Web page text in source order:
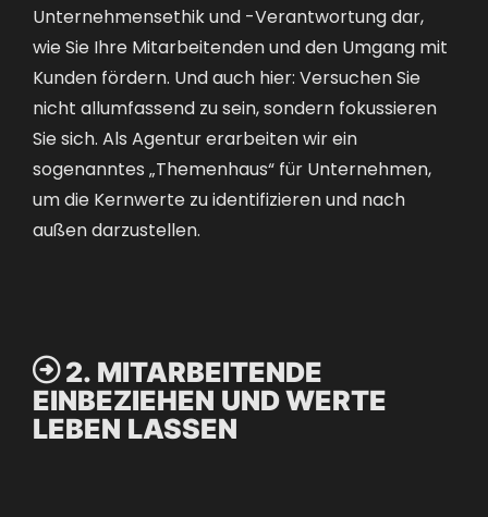
Unternehmensethik und -Verantwortung dar,
wie Sie Ihre Mitarbeitenden und den Umgang mit
Kunden fördern. Und auch hier: Versuchen Sie
nicht allumfassend zu sein, sondern fokussieren
Sie sich. Als Agentur erarbeiten wir ein
sogenanntes „Themenhaus“ für Unternehmen,
um die Kernwerte zu identifizieren und nach
außen darzustellen.
 2. MITARBEITENDE
EINBEZIEHEN UND WERTE
LEBEN LASSEN